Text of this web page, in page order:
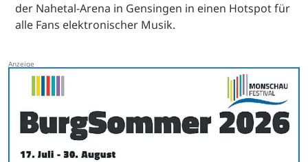
der Nahetal-Arena in Gensingen in einen Hotspot für
alle Fans elektronischer Musik.